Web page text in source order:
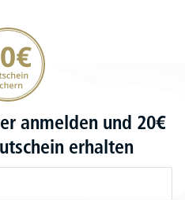
sichern
anmelden und 20€
erhalten